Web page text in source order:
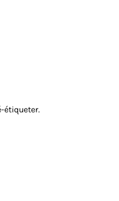
étiqueter.